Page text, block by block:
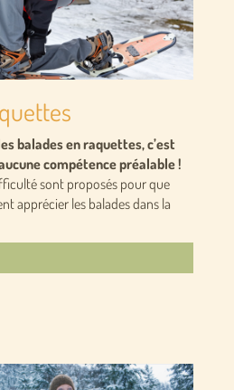
balades en raquettes, c’est
compétence préalable !
sont proposés pour que
apprécier les balades dans la